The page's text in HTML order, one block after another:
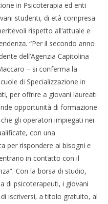
in Psicoterapia ed enti
studenti, di età compresa
rispetto all’attuale e
“Per il secondo anno
dell’Agenzia Capitolina
– si conferma la
di Specializzazione in
per offrire a giovani laureati
opportunità di formazione
gli operatori impiegati nei
con una
per rispondere ai bisogni e
in contatto con il
Con la borsa di studio,
di psicoterapeuti, i giovani
iscriversi, a titolo gratuito, al